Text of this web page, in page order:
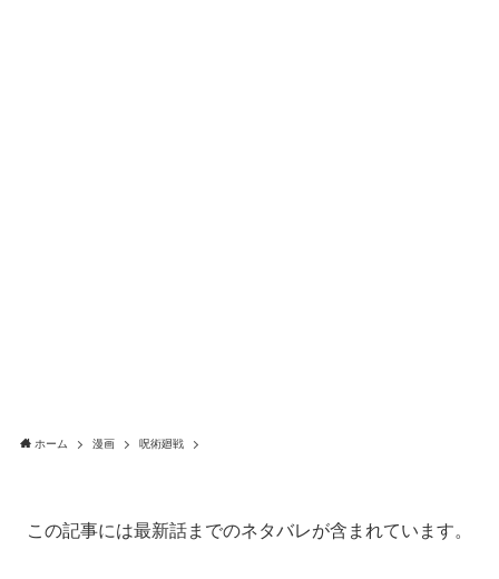
ホーム 漫画 呪術廻戦
この記事には最新話までのネタバレが含まれています。